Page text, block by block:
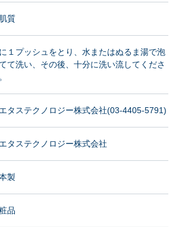
質
１プッシュをとり、水またはぬるま湯で泡
て洗い、その後、十分に洗い流してくださ
タステクノロジー株式会社(03-4405-5791)
タステクノロジー株式会社
製
品